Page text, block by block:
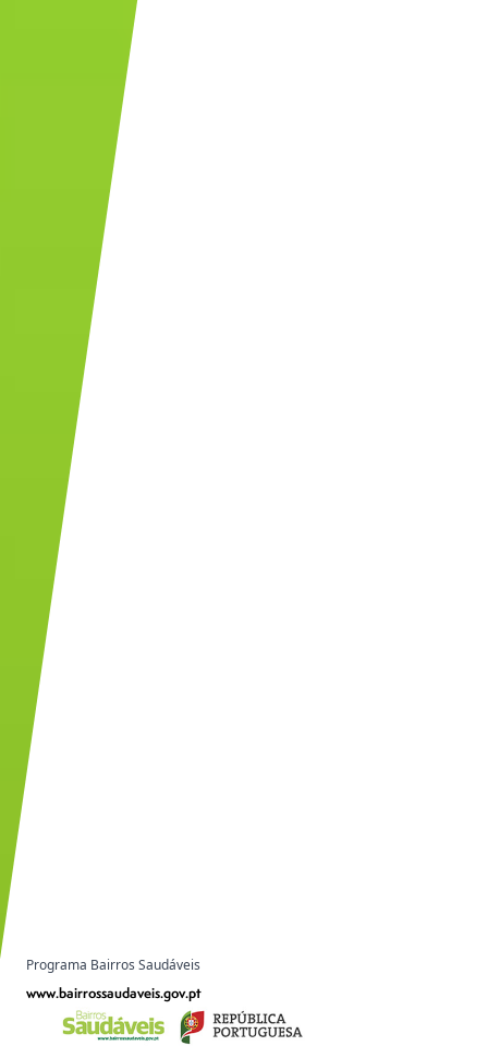
Programa Bairros Saudáveis
www.bairrossaudaveis.gov.pt